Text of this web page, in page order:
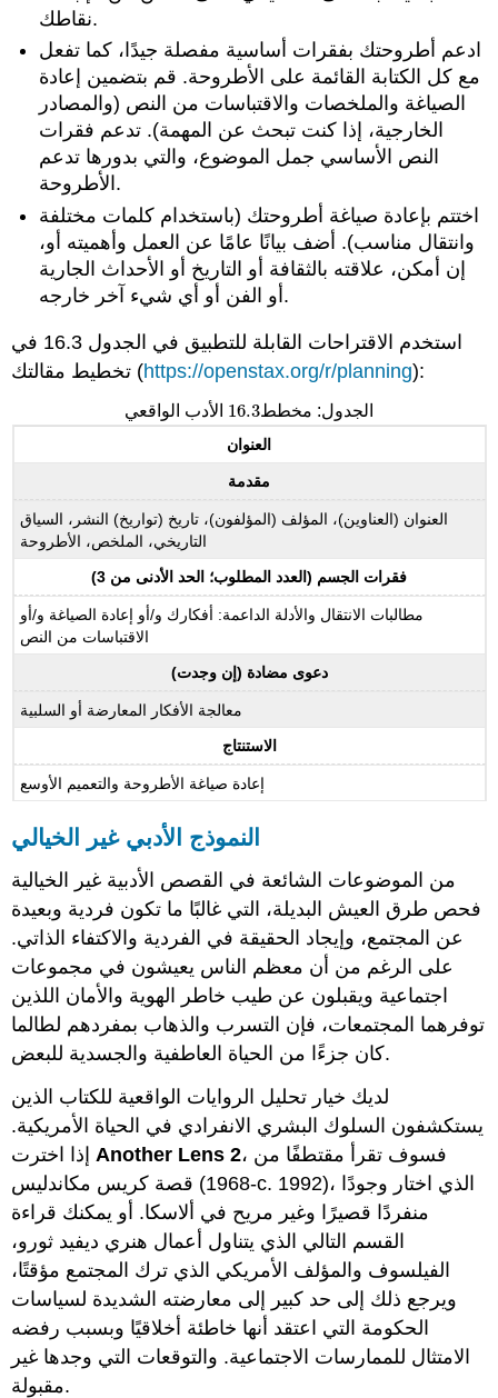
نقاطك.
ادعم أطروحتك بفقرات أساسية مفصلة جيدًا، كما تفعل
مع كل الكتابة القائمة على الأطروحة. قم بتضمين إعادة
الصياغة والملخصات والاقتباسات من النص (والمصادر
الخارجية، إذا كنت تبحث عن المهمة). تدعم فقرات
النص الأساسي جمل الموضوع، والتي بدورها تدعم
الأطروحة.
اختتم بإعادة صياغة أطروحتك (باستخدام كلمات مختلفة
وانتقال مناسب). أضف بيانًا عامًا عن العمل وأهميته أو،
إن أمكن، علاقته بالثقافة أو التاريخ أو الأحداث الجارية
أو الفن أو أي شيء آخر خارجه.
استخدم الاقتراحات القابلة للتطبيق في الجدول 16.3 في
تخطيط مقالتك (https://openstax.org/r/planning):
الجدول: مخطط16.3
16.3 الأدب الواقعي
العنوان
مقدمة
العنوان (العناوين)، المؤلف (المؤلفون)، تاريخ (تواريخ) النشر، السياق
التاريخي، الملخص، الأطروحة
فقرات الجسم (العدد المطلوب؛ الحد الأدنى من 3)
مطالبات الانتقال والأدلة الداعمة: أفكارك و/أو إعادة الصياغة و/أو
الاقتباسات من النص
دعوى مضادة (إن وجدت)
معالجة الأفكار المعارضة أو السلبية
الاستنتاج
إعادة صياغة الأطروحة والتعميم الأوسع
النموذج الأدبي غير الخيالي
من الموضوعات الشائعة في القصص الأدبية غير الخيالية
فحص طرق العيش البديلة، التي غالبًا ما تكون فردية وبعيدة
عن المجتمع، وإيجاد الحقيقة في الفردية والاكتفاء الذاتي.
على الرغم من أن معظم الناس يعيشون في مجموعات
اجتماعية ويقبلون عن طيب خاطر الهوية والأمان اللذين
توفرهما المجتمعات، فإن التسرب والذهاب بمفردهم لطالما
كان جزءًا من الحياة العاطفية والجسدية للبعض.
لديك خيار تحليل الروايات الواقعية للكتاب الذين
يستكشفون السلوك البشري الانفرادي في الحياة الأمريكية.
Another Lens 2، فسوف تقرأ مقتطفًا من
قصة كريس مكاندليس (1968-c. 1992)، الذي اختار وجودًا
منفردًا قصيرًا وغير مريح في ألاسكا. أو يمكنك قراءة
القسم التالي الذي يتناول أعمال هنري ديفيد ثورو،
الفيلسوف والمؤلف الأمريكي الذي ترك المجتمع مؤقتًا،
ويرجع ذلك إلى حد كبير إلى معارضته الشديدة لسياسات
الحكومة التي اعتقد أنها خاطئة أخلاقيًا وبسبب رفضه
الامتثال للممارسات الاجتماعية. والتوقعات التي وجدها غير
مقبولة.